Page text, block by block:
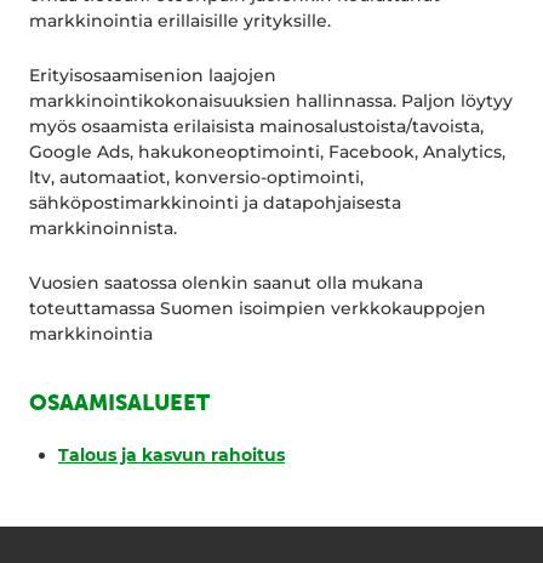
markkinointia erillaisille yrityksille.
Erityisosaamisenion laajojen
markkinointikokonaisuuksien hallinnassa. Paljon löytyy
myös osaamista erilaisista mainosalustoista/tavoista,
Google Ads, hakukoneoptimointi, Facebook, Analytics,
ltv, automaatiot, konversio-optimointi,
sähköpostimarkkinointi ja datapohjaisesta
markkinoinnista.
Vuosien saatossa olenkin saanut olla mukana
toteuttamassa Suomen isoimpien verkkokauppojen
markkinointia
OSAAMISALUEET
Talous ja kasvun rahoitus